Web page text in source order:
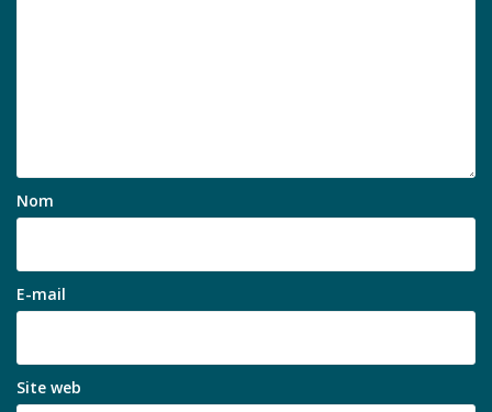
Nom
E-mail
Site web